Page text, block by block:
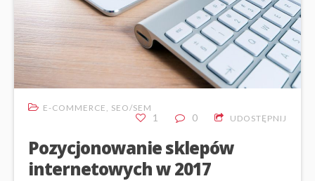
E-COMMERCE SEO/SEM
1 0 UDOSTĘPNIJ
Pozycjonowanie sklepów
internetowych w 2017